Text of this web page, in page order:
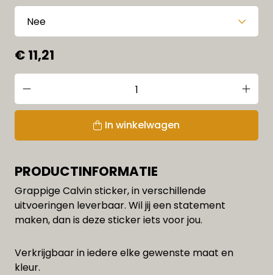
€ 11,21
In winkelwagen
PRODUCTINFORMATIE
Grappige Calvin sticker, in verschillende
uitvoeringen leverbaar. Wil jij een statement
maken, dan is deze sticker iets voor jou.
Verkrijgbaar in iedere elke gewenste maat en
kleur.